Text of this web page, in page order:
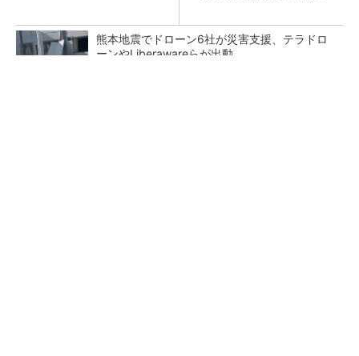
熊本地震でドローン6社が災害支援、テラドロ
ーンやLiberawareらが出動